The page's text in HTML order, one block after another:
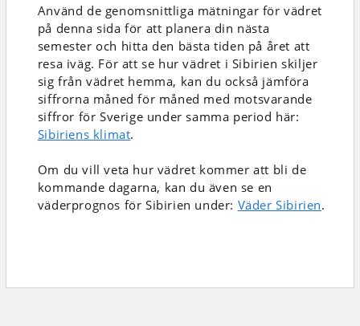
Använd de genomsnittliga mätningar för vädret
på denna sida för att planera din nästa
semester och hitta den bästa tiden på året att
resa iväg. För att se hur vädret i Sibirien skiljer
sig från vädret hemma, kan du också jämföra
siffrorna måned för måned med motsvarande
siffror för Sverige under samma period här:
Sibiriens klimat.
Om du vill veta hur vädret kommer att bli de
kommande dagarna, kan du även se en
väderprognos för Sibirien under: Väder Sibirien.